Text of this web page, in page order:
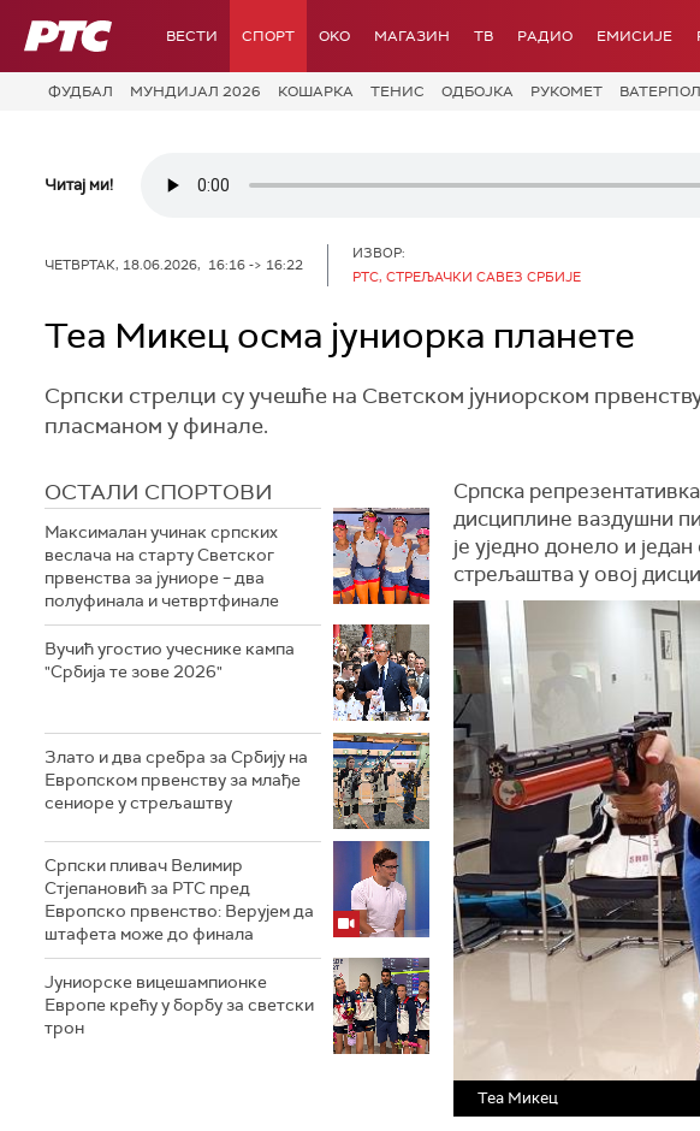
РТС ВЕСТИ СПОРТ OKO МАГАЗИН ТВ РАДИО ЕМИСИЈЕ
ФУДБАЛ МУНДИЈАЛ 2026 КОШАРКА ТЕНИС ОДБОЈКА РУКОМЕТ
Читај ми!
ЧЕТВРТАК, 18.06.2026, 16:16 -> 16:22
ИЗВОР:
РТС, СТРЕЉАЧКИ САВЕЗ СРБИЈЕ
Теа Микец осма јуниорка планете
Српски стрелци су учешће на Светском јуниорском
пласманом у финале.
ОСТАЛИ СПОРТОВИ
Максималан учинак српских
веслача на старту Светског
првенства за јуниоре – два
полуфинала и четвртфинале
Вучић угостио учеснике кампа
"Србија те зове 2026"
Злато и два сребра за Србију на
Европском првенству за млађе
сениоре у стрељаштву
Српски пливач Велимир
Стјепановић за РТС пред
Европско првенство: Верујем да
штафета може до финала
Јуниорске вицешампионке
Европе крећу у борбу за светски
трон
Српска
дисциплине ваздушни
је уједно донело и
стрељаштва у овој
Теа Микец